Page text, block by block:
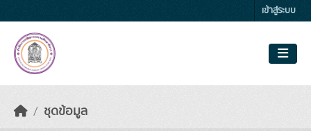
เข้าสู่ระบบ
ชุดข้อมูล